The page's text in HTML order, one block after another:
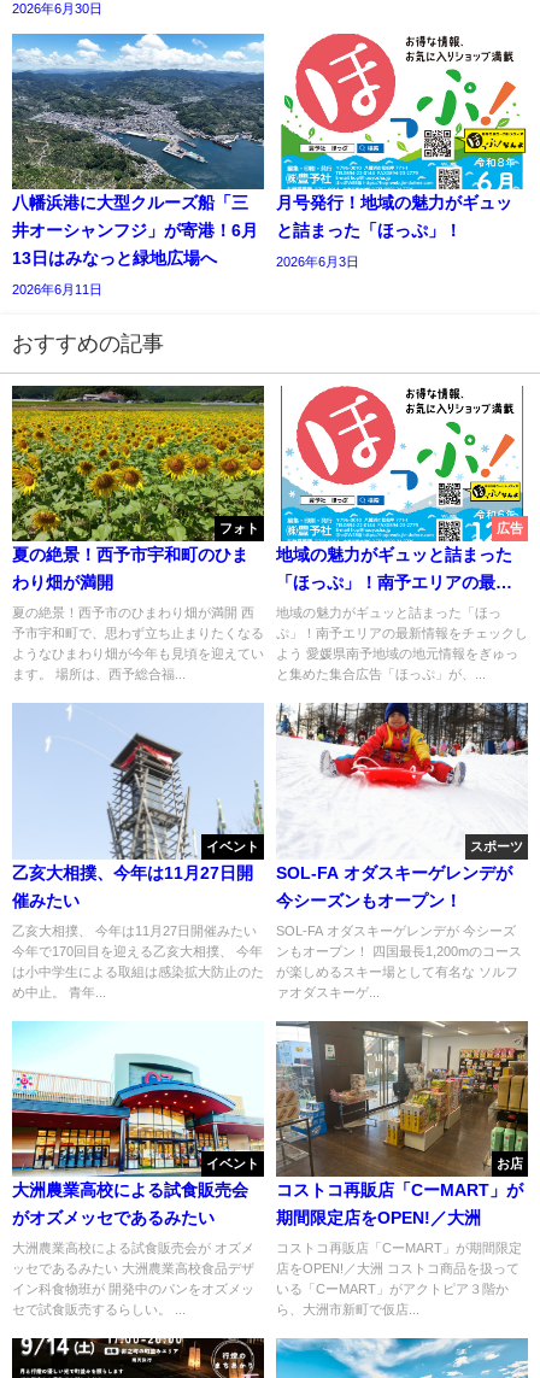
2026年6月30日
八幡浜港に大型クルーズ船「三
井オーシャンフジ」が寄港！6月
13日はみなっと緑地広場へ
2026年6月11日
月号発行！地域の魅力がギュッ
と詰まった「ほっぷ」！
2026年6月3日
おすすめの記事
フォト
夏の絶景！西予市宇和町のひま
わり畑が満開
夏の絶景！西予市のひまわり畑が満開 西
予市宇和町で、思わず立ち止まりたくなる
ようなひまわり畑が今年も見頃を迎えてい
ます。 場所は、西予総合福...
広告
地域の魅力がギュッと詰まった
「ほっぷ」！南予エリアの最新
情報をチェックしよう
地域の魅力がギュッと詰まった「ほっ
ぷ」！南予エリアの最新情報をチェックし
よう 愛媛県南予地域の地元情報をぎゅっ
と集めた集合広告「ほっぷ」が、...
イベント
乙亥大相撲、今年は11月27日開
催みたい
乙亥大相撲、 今年は11月27日開催みたい
今年で170回目を迎える乙亥大相撲、 今年
は小中学生による取組は感染拡大防止のた
め中止。 青年...
スポーツ
SOL-FA オダスキーゲレンデが
今シーズンもオープン！
SOL-FA オダスキーゲレンデが 今シーズ
ンもオープン！ 四国最長1,200mのコース
が楽しめるスキー場として有名な ソルフ
ァオダスキーゲ...
イベント
大洲農業高校による試食販売会
がオズメッセであるみたい
大洲農業高校による試食販売会が オズメ
ッセであるみたい 大洲農業高校食品デザ
イン科食物班が 開発中のパンをオズメッ
セで試食販売するらしい。 ...
お店
コストコ再販店「CーMART」が
期間限定店をOPEN!／大洲
コストコ再販店「CーMART」が期間限定
店をOPEN!／大洲 コストコ商品を扱って
いる「CーMART」がアクトピア３階か
ら、大洲市新町で仮店...